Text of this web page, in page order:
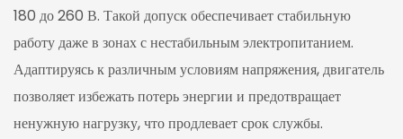
180 до 260 В. Такой допуск обеспечивает стабильную
работу даже в зонах с нестабильным электропитанием.
Адаптируясь к различным условиям напряжения, двигатель
позволяет избежать потерь энергии и предотвращает
ненужную нагрузку, что продлевает срок службы.